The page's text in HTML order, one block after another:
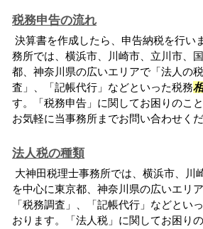
税務申告の流れ
決算書を作成したら、申告納税を行い
務所では、横浜市、川崎市、立川市、
都、神奈川県の広いエリアで「法人の
査」、「記帳代行」などといった税務
す。「税務申告」に関してお困りのこ
お気軽に当事務所までお問い合わせくだ
法人税の種類
大神田税理士事務所では、横浜市、川
を中心に東京都、神奈川県の広いエリ
「税務調査」、「記帳代行」などとい
おります。「法人税」に関してお困り